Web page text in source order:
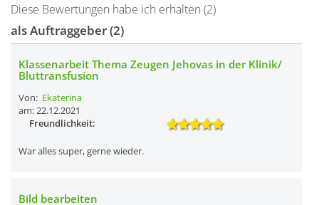
Diese Bewertungen habe ich erhalten (2)
als Auftraggeber (2)
Klassenarbeit Thema Zeugen Jehovas in der Klinik/
Bluttransfusion
Von: Ekaterina
am: 22.12.2021
Freundlichkeit:
War alles super, gerne wieder.
Bild bearbeiten